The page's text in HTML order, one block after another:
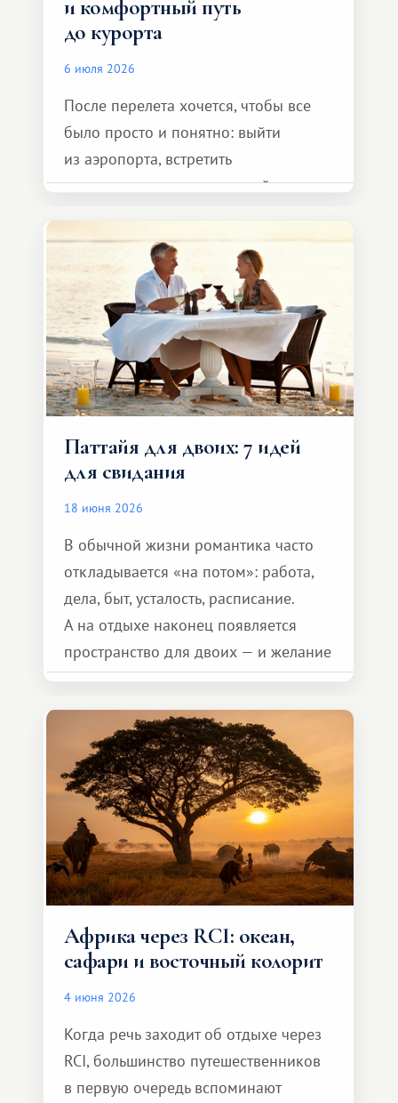
и комфортный путь
до курорта
6 июля 2026
После перелета хочется, чтобы все
было просто и понятно: выйти
из аэропорта, встретить
представителя транспортной
и спокойно доехать до курорта.
Паттайя для двоих: 7 идей
для свидания
18 июня 2026
В обычной жизни романтика часто
откладывается «на потом»: работа,
дела, быт, усталость, расписание.
А на отдыхе наконец появляется
пространство для двоих — и желание
сделать для близкого человека что-то
особенное. Не обязательно
масштабное, но тёплое
и запоминающееся :)
Африка через RCI: океан,
сафари и восточный колорит
4 июня 2026
Когда речь заходит об отдыхе через
RCI, большинство путешественников
в первую очередь вспоминают